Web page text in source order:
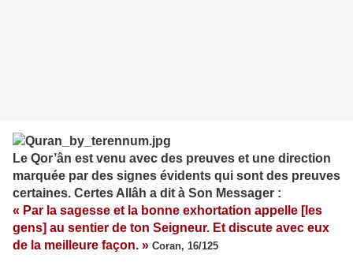
Le Qor’ân est venu avec des preuves et une direction
marquée par des signes évidents qui sont des preuves
certaines. Certes Allâh a dit à Son Messager :
« Par la sagesse et la bonne exhortation appelle [les
gens] au sentier de ton Seigneur. Et discute avec eux
de la meilleure façon. » Coran, 16/125